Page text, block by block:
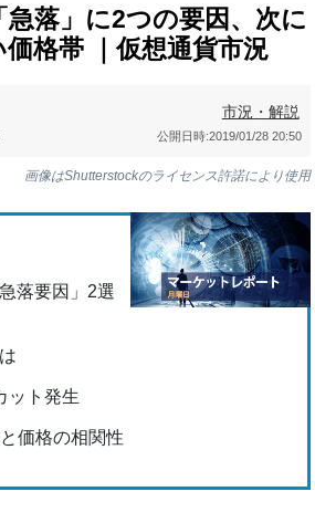
落」に2つの要因、次に
格帯 ｜仮想通貨市況
市況・解説
公開日時:2019/01/28 20:50
画像はShutterstockのライセンス許諾により使用
落要因」2選
ット発生
価格の相関性